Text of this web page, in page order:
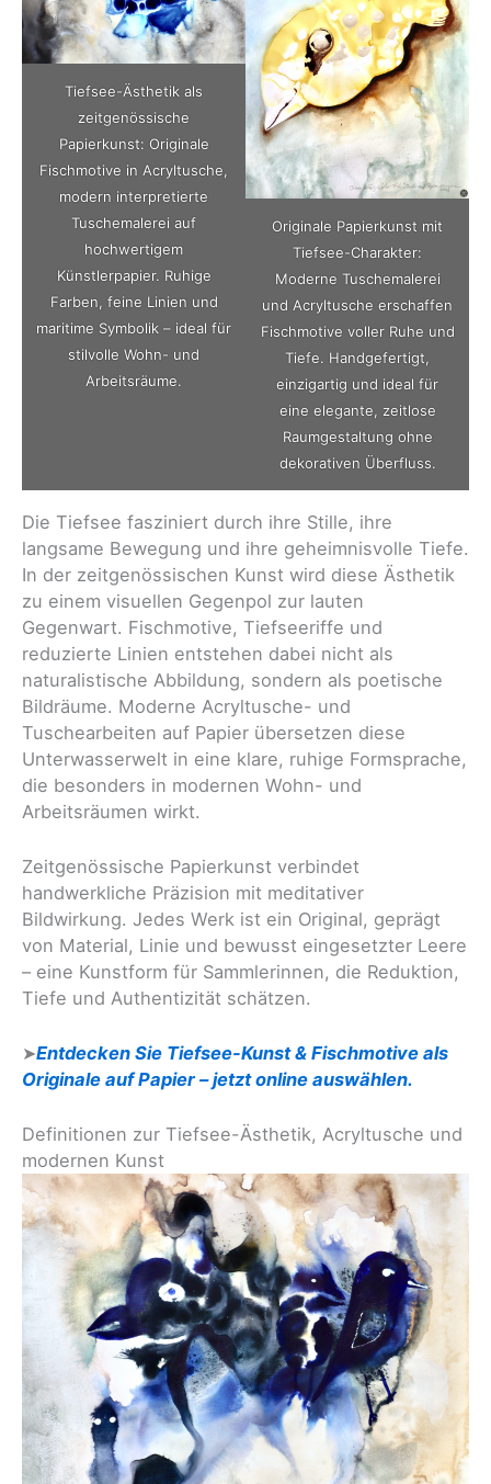
Tiefsee-Ästhetik als
zeitgenössische
Papierkunst: Originale
Fischmotive in Acryltusche,
modern interpretierte
Tuschemalerei auf
hochwertigem
Künstlerpapier. Ruhige
Farben, feine Linien und
maritime Symbolik – ideal für
stilvolle Wohn- und
Arbeitsräume.
Originale Papierkunst mit
Tiefsee-Charakter:
Moderne Tuschemalerei
und Acryltusche erschaffen
Fischmotive voller Ruhe und
Tiefe. Handgefertigt,
einzigartig und ideal für
eine elegante, zeitlose
Raumgestaltung ohne
dekorativen Überfluss.
Die Tiefsee fasziniert durch ihre Stille, ihre
langsame Bewegung und ihre geheimnisvolle Tiefe.
In der zeitgenössischen Kunst wird diese Ästhetik
zu einem visuellen Gegenpol zur lauten
Gegenwart. Fischmotive, Tiefseeriffe und
reduzierte Linien entstehen dabei nicht als
naturalistische Abbildung, sondern als poetische
Bildräume. Moderne Acryltusche- und
Tuschearbeiten auf Papier übersetzen diese
Unterwasserwelt in eine klare, ruhige Formsprache,
die besonders in modernen Wohn- und
Arbeitsräumen wirkt.
Zeitgenössische Papierkunst verbindet
handwerkliche Präzision mit meditativer
Bildwirkung. Jedes Werk ist ein Original, geprägt
von Material, Linie und bewusst eingesetzter Leere
– eine Kunstform für Sammlerinnen, die Reduktion,
Tiefe und Authentizität schätzen.
➤Entdecken Sie Tiefsee-Kunst & Fischmotive als
Originale auf Papier – jetzt online auswählen.
Definitionen zur Tiefsee-Ästhetik, Acryltusche und
modernen Kunst